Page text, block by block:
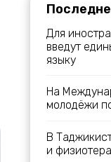
Для
введут
языку
На
молодёжи
В
и